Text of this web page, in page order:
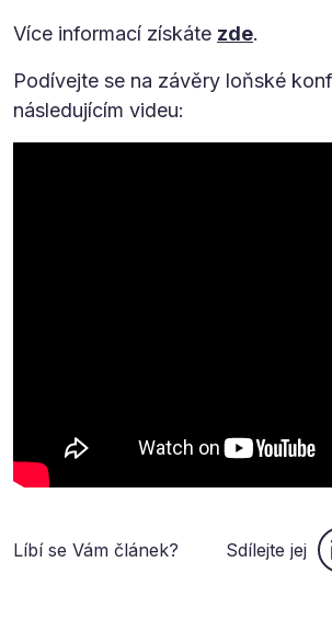
Více informací získáte zde.
Podívejte se na závěry loňské
následujícím videu:
Líbí se Vám článek? Sdílejte jej